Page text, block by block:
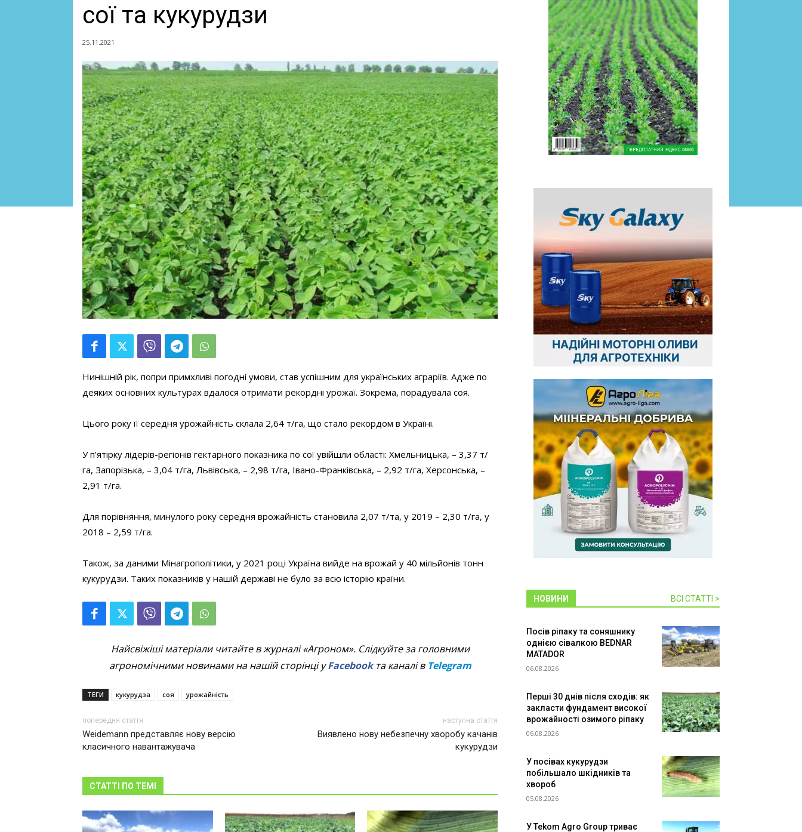
сої та кукурудзи
25.11.2021
Нинішній рік, попри примхливі погодні умови, став успішним для українських аграріїв. Адже по
деяких основних культурах вдалося отримати рекордні урожаї. Зокрема, порадувала соя.
Цього року її середня урожайність склала 2,64 т/га, що стало рекордом в Україні.
У п’ятірку лідерів-регіонів гектарного показника по сої увійшли області: Хмельницька, – 3,37 т/
га, Запорізька, – 3,04 т/га, Львівська, – 2,98 т/га, Івано-Франківська, – 2,92 т/га, Херсонська, –
2,91 т/га.
Для порівняння, минулого року середня врожайність становила 2,07 т/та, у 2019 – 2,30 т/га, у
2018 – 2,59 т/га.
Також, за даними Мінагрополітики, у 2021 році Україна вийде на врожай у 40 мільйонів тонн
кукурудзи. Таких показників у нашій державі не було за всю історію країни.
Найсвіжіші матеріали читайте в журналі «Агроном». Слідкуйте за головними
агрономічними новинами на нашій сторінці уFacebookта каналі в Telegram
ТЕГИ кукурудза соя урожайність
попередня стаття
Weidemann представляє нову версію
класичного навантажувача
наступна стаття
Виявлено нову небезпечну хворобу качанів
кукурудзи
СТАТТІ ПО ТЕМІ
НОВИНИ ВСІ СТАТТІ >
Посів ріпаку та соняшнику
однією сівалкою BEDNAR
MATADOR
06.08.2026
Перші 30 днів після сходів: як
закласти фундамент високої
врожайності озимого ріпаку
06.08.2026
У посівах кукурудзи
побільшало шкідників та
хвороб
05.08.2026
У Tekom Agro Group триває